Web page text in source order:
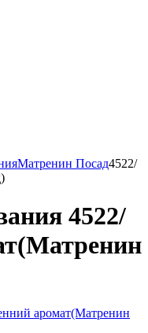
Матренин Посад4522/
4522/